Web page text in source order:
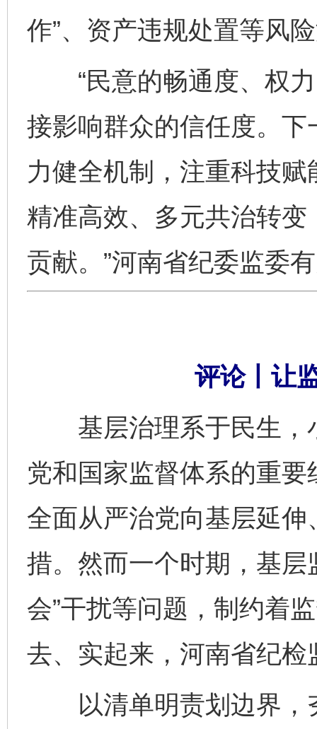
作”、资产违规处置等风
“民意的畅通度、权力
接影响群众的信任度。
力健全机制，注重科技
精准高效、多元共治转
贡献。”河南省纪委监委
评论丨让
基层治理系于民生，
党和国家监督体系的重
全面从严治党向基层延
措。然而一个时期，基层
会”干扰等问题，制约着
去、实起来，河南省纪
以清单明责划边界，